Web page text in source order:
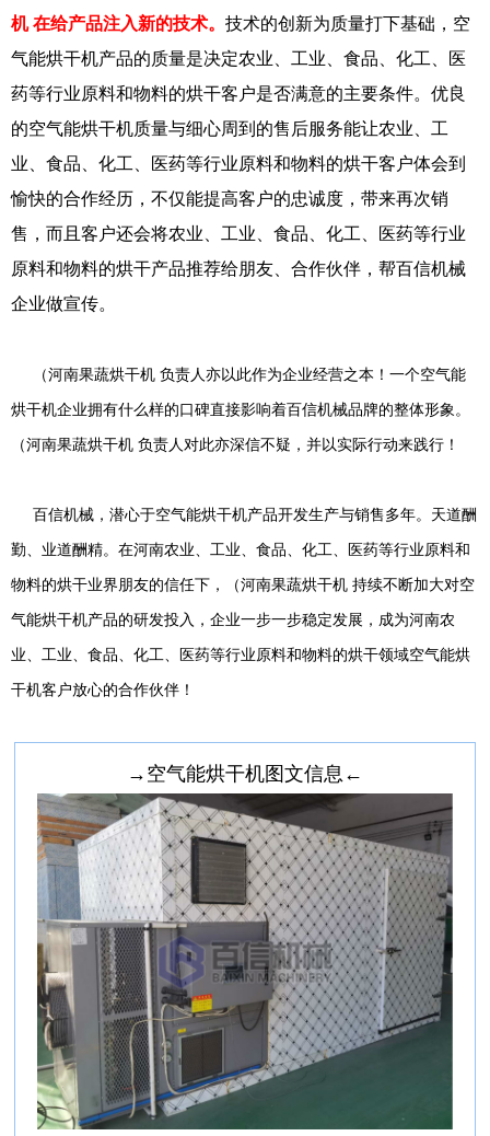
机 在给产品注入新的技术。 技术的创新为质量打下基础，空
气能烘干机产品的质量是决定农业、工业、食品、化工、医
药等行业原料和物料的烘干客户是否满意的主要条件。优良
的空气能烘干机质量与细心周到的售后服务能让农业、工
业、食品、化工、医药等行业原料和物料的烘干客户体会到
愉快的合作经历，不仅能提高客户的忠诚度，带来再次销
售，而且客户还会将农业、工业、食品、化工、医药等行业
原料和物料的烘干产品推荐给朋友、合作伙伴，帮百信机械
企业做宣传。
（河南果蔬烘干机 负责人亦以此作为企业经营之本！一个空气能
烘干机企业拥有什么样的口碑直接影响着百信机械品牌的整体形象。
（河南果蔬烘干机 负责人对此亦深信不疑，并以实际行动来践行！
百信机械，潜心于空气能烘干机产品开发生产与销售多年。天道酬
勤、业道酬精。在河南农业、工业、食品、化工、医药等行业原料和
物料的烘干业界朋友的信任下，（河南果蔬烘干机 持续不断加大对空
气能烘干机产品的研发投入，企业一步一步稳定发展，成为河南农
业、工业、食品、化工、医药等行业原料和物料的烘干领域空气能烘
干机客户放心的合作伙伴！
→空气能烘干机图文信息←